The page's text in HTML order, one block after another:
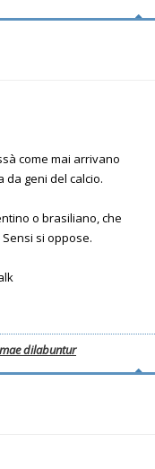
come mai arrivano
geni del calcio.
o brasiliano, che
si oppose.
dilabuntur